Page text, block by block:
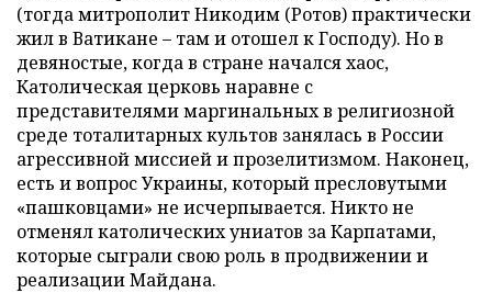
(тогда митрополит Никодим (Ротов) практически
жил в Ватикане – там и отошел к Господу). Но в
девяностые, когда в стране начался хаос,
Католическая церковь наравне с
представителями маргинальных в религиозной
среде тоталитарных культов занялась в России
агрессивной миссией и прозелитизмом. Наконец,
есть и вопрос Украины, который пресловутыми
«пашковцами» не исчерпывается. Никто не
отменял католических униатов за Карпатами,
которые сыграли свою роль в продвижении и
реализации Майдана.